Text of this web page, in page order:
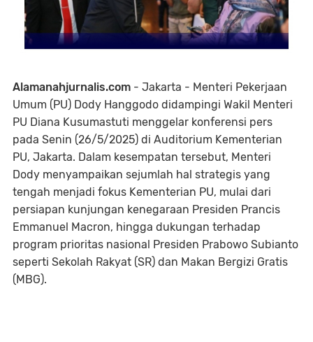
Alamanahjurnalis.com - Jakarta - Menteri Pekerjaan
Umum (PU) Dody Hanggodo didampingi Wakil Menteri
PU Diana Kusumastuti menggelar konferensi pers
pada Senin (26/5/2025) di Auditorium Kementerian
PU, Jakarta. Dalam kesempatan tersebut, Menteri
Dody menyampaikan sejumlah hal strategis yang
tengah menjadi fokus Kementerian PU, mulai dari
persiapan kunjungan kenegaraan Presiden Prancis
Emmanuel Macron, hingga dukungan terhadap
program prioritas nasional Presiden Prabowo Subianto
seperti Sekolah Rakyat (SR) dan Makan Bergizi Gratis
(MBG).